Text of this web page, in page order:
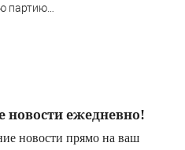
партию
новости ежедневно!
новости прямо на ваш